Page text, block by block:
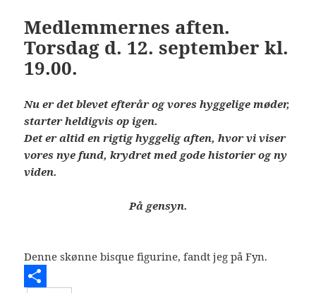
Medlemmernes aften.
Torsdag d. 12. september kl.
19.00.
Nu er det blevet efterår og vores hyggelige møder,
starter heldigvis op igen.
Det er altid en rigtig hyggelig aften, hvor vi viser
vores nye fund, krydret med gode historier og ny
viden.
På gensyn.
Denne skønne bisque figurine, fandt jeg på Fyn.